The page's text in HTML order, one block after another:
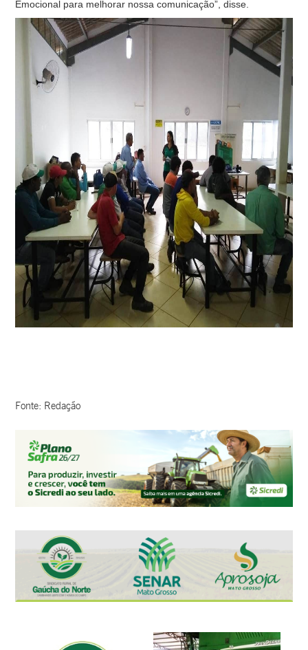
Emocional para melhorar nossa comunicação”, disse.
Fonte: Redação